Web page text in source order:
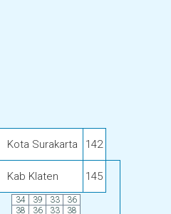
Kota Surakarta 142
Kab Klaten 145
34 39 33
36
38
36 33 38